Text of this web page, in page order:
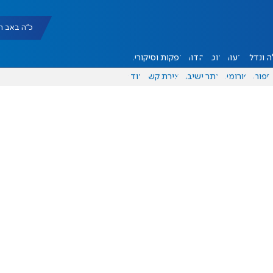
כ"ה באב תשפ"ו
ונדל"ן דעות אוכל יהדות הפקות וסיקורים
ספורט פורומים אתר ישיבה יצירת קשר עוד